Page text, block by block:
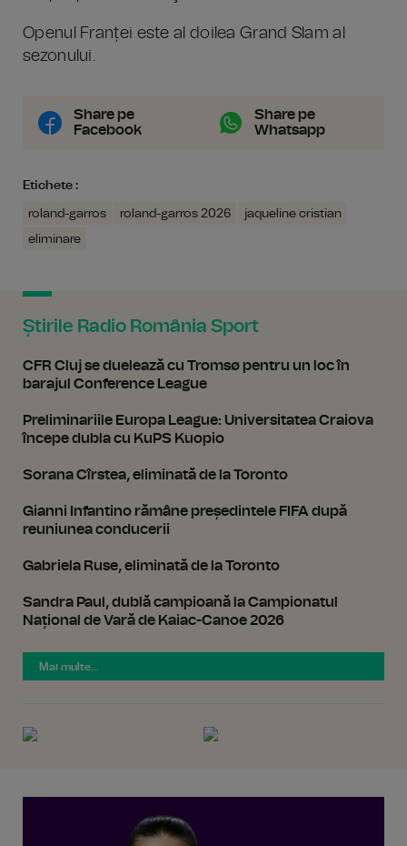
Openul Franței este al doilea Grand Slam al
sezonului.
Share pe
Facebook
Share pe
Whatsapp
Etichete :
roland-garros roland-garros 2026
jaqueline cristian
eliminare
Știrile Radio România Sport
CFR Cluj se duelează cu Tromsø pentru un loc în
barajul Conference League
Preliminariile Europa League: Universitatea Craiova
începe dubla cu KuPS Kuopio
Sorana Cîrstea, eliminată de la Toronto
Gianni Infantino rămâne președintele FIFA după
reuniunea conducerii
Gabriela Ruse, eliminată de la Toronto
Sandra Paul, dublă campioană la Campionatul
Național de Vară de Kaiac-Canoe 2026
Mai multe...